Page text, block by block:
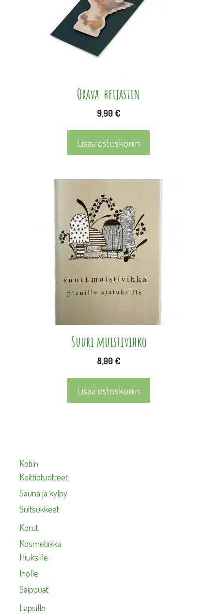
Orava-heijastin
9,90 €
Lisää ostoskoriin
Suuri muistivihko
8,90 €
Lisää ostoskoriin
Kotiin
Keittiötuotteet
Sauna ja kylpy
Suitsukkeet
Korut
Kosmetiikka
Hiuksille
Iholle
Saippuat
Lapsille